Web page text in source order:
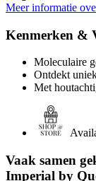
Meer informatie
Kenmerken &
Moleculaire
Ontdekt
Met
Vaak samen
Imperial by